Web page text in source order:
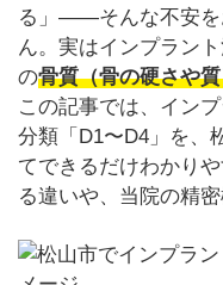
る」——そんな不安を
ん。実はインプラン
の骨質（骨の硬さや
この記事では、イン
分類「D1〜D4」を、
てできるだけわかり
る違いや、当院の精